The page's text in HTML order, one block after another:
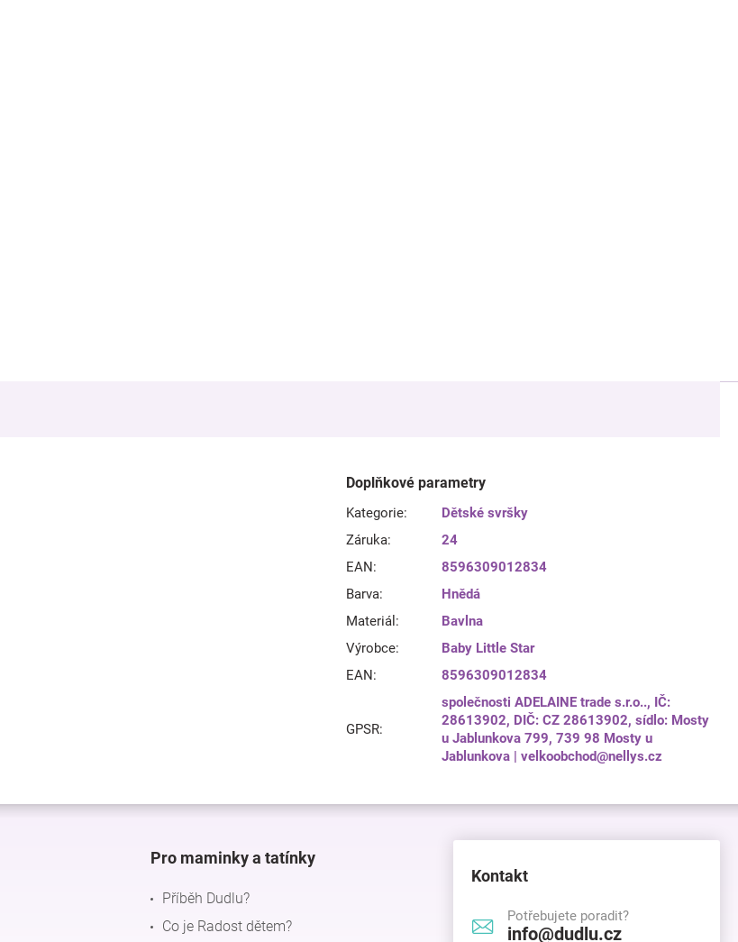
Doplňkové parametry
Kategorie:
Dětské svršky
Záruka:
24
EAN:
8596309012834
Barva:
Hnědá
Materiál :
Bavlna
Výrobce:
Baby Little Star
EAN: 8596309012834
GPSR:
společnosti ADELAINE trade s.r.o.., IČ:
28613902, DIČ: CZ 28613902, sídlo: Mosty
u Jablunkova 799, 739 98 Mosty u
Jablunkova | velkoobchod@nellys.cz
Pro maminky a tatínky
Příběh Dudlu?
Co je Radost dětem?
Kontakt
Potřebujete poradit?
info@dudlu.cz